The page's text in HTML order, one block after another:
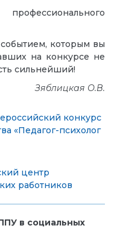
которым вы
на конкурсе не
сильнейший!
Зяблицкая О.В.
конкурс
«Педагог-психолог
центр
работников
в социальных